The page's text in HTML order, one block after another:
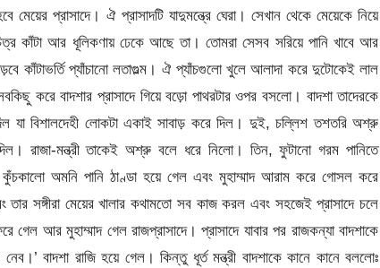
প্রাসাদে। ঐ প্রাসাদটি যাদুমন্ত্রে ঘেরা। সেখান থেকে মেয়েকে নিয়ে
কাঁটা আর ধূলিকণায় ঢেকে আছে তা। তোমরা সেসব সরিয়ে পানি খাবে আর
কাঁটাভর্তি প্যাঁচানো লতাগুল্ম। ঐ প্যাঁচগুলো খুলে আলাদা করে দুটোকেই লাল
করে বাদশার প্রাসাদে গিয়ে বড়ো পাথরটার ওপর বসলো। বাদশা তাদেরকে
যা বিশালদেহী লোকটা একাই সাবাড় করে দিল। দুই, চল্লিশ তশতরি অশ্রু
রাজা-মন্ত্রী তাকেই অশ্রু বলে ধরে নিলো। তিন, ফুটানো গরম পানিতে
অমনি পানি ঠাণ্ডা হয়ে গেল এবং মুহাম্মাদ আরাম করে গোসল করে
তার সঙ্গীরা মেয়ের খালার কথামতো সব কাজ করল এবং সহজেই প্রাসাদে চলে
গেল আর মুহাম্মাদ গেল রাজপ্রাসাদে। প্রাসাদে যাবার পর রাজকন্যা বাদশাকে
বাদশা রাজি হয়ে গেল। কিন্তু ধূর্ত মন্ত্রী বাদশাকে কানে কানে বললোঃ